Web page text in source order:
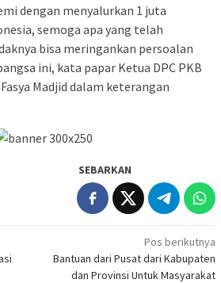
dengan menyalurkan 1 juta
semoga apa yang telah
bisa meringankan persoalan
ini, kata papar Ketua DPC PKB
Madjid dalam keterangan
SEBARKAN
Pos berikutnya
Bantuan dari Pusat dari Kabupaten
dan Provinsi Untuk Masyarakat